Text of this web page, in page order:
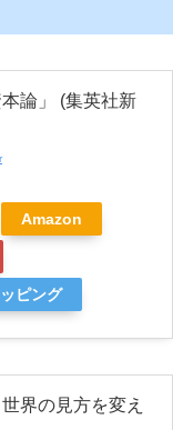
論」 (集英社新
Amazon
ピング
界の見方を変え